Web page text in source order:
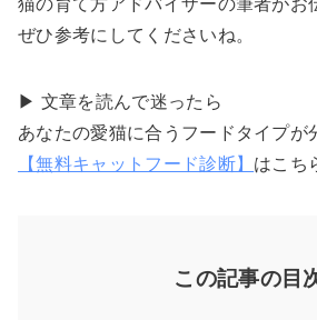
猫の育て方アドバイザーの筆者がお
ぜひ参考にしてくださいね。
▶︎ 文章を読んで迷ったら
あなたの愛猫に合うフードタイプが
【無料キャットフード診断】 はこち
この記事の目